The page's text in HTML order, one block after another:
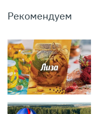
Рекомендуем